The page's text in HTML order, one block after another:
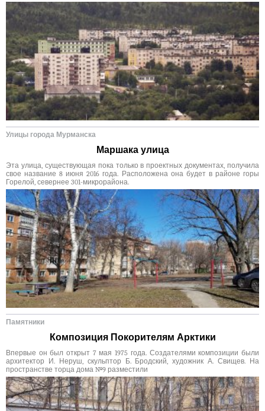
Улицы города Мурманска
Маршака улица
Эта улица, существующая пока только в проектных документах, получила
свое название 8 июня 2016 года. Расположена она будет в районе горы
Горелой, севернее 301-микрорайона.
Памятники
Композиция Покорителям Арктики
Впервые он был открыт 7 мая 1975 года. Создателями композиции были
архитектор И. Неруш, скульптор Б. Бродский, художник А. Свищев. На
пространстве торца дома №9 разместили